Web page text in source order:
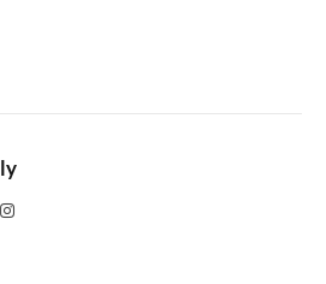
Instagram